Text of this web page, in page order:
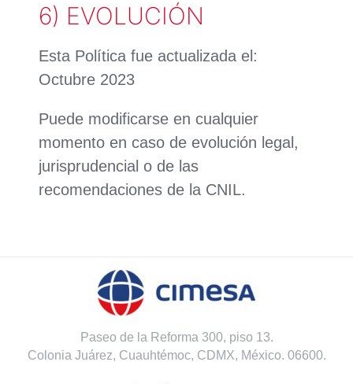
6) EVOLUCIÓN
Esta Política fue actualizada el:
Octubre 2023
Puede modificarse en cualquier
momento en caso de evolución legal,
jurisprudencial o de las
recomendaciones de la CNIL.
Paseo de la Reforma 300, piso 13.
Colonia Juárez, Cuauhtémoc, CDMX, México. 06600.